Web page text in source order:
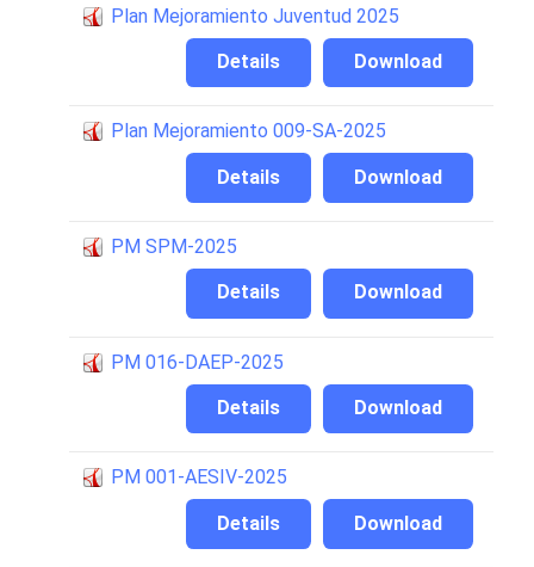
Plan Mejoramiento Juventud 2025
Download
Details
Plan Mejoramiento 009-SA-2025
Download
Details
PM SPM-2025
Download
Details
PM 016-DAEP-2025
Download
Details
PM 001-AESIV-2025
Download
Details